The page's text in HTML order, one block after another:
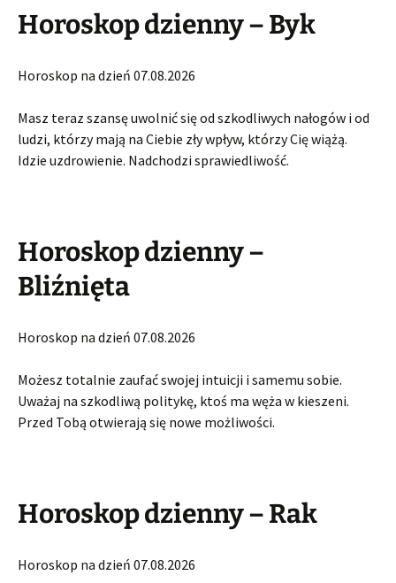
Horoskop dzienny – Byk
Horoskop na dzień 07.08.2026
Masz teraz szansę uwolnić się od szkodliwych nałogów i od
ludzi, którzy mają na Ciebie zły wpływ, którzy Cię wiążą.
Idzie uzdrowienie. Nadchodzi sprawiedliwość.
Horoskop dzienny –
Bliźnięta
Horoskop na dzień 07.08.2026
Możesz totalnie zaufać swojej intuicji i samemu sobie.
Uważaj na szkodliwą politykę, ktoś ma węża w kieszeni.
Przed Tobą otwierają się nowe możliwości.
Horoskop dzienny – Rak
Horoskop na dzień 07.08.2026